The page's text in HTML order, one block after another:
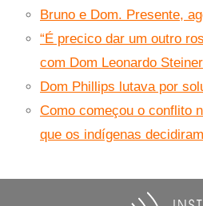
Bruno e Dom. Presente,
“É precico dar um outro
com Dom Leonardo Steiner
Dom Phillips lutava por
Como começou o conflito
que os indígenas